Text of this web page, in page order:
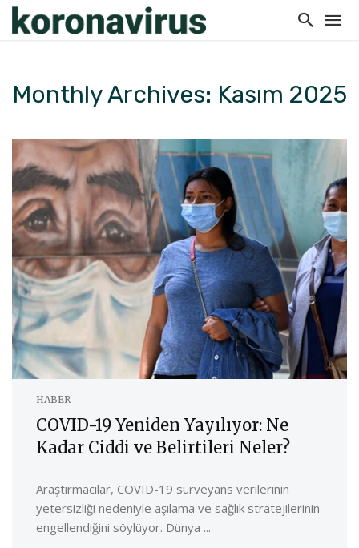
Monthly Archives: Kasım 2025
HABER
COVID-19 Yeniden Yayılıyor: Ne
Kadar Ciddi ve Belirtileri Neler?
Araştırmacılar, COVID-19 sürveyans verilerinin
yetersizliği nedeniyle aşılama ve sağlık stratejilerinin
engellendiğini söylüyor. Dünya ...